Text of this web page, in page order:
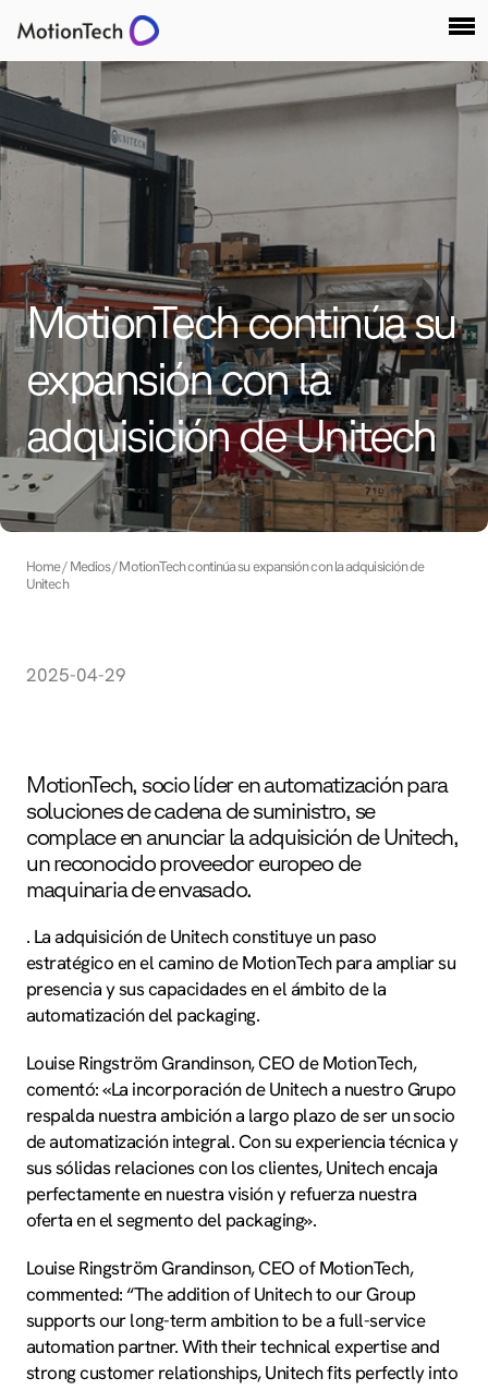
MotionTech continúa su
expansión con la
adquisición de Unitech
Home Medios MotionTech continúa su expansión con la adquisición de
Unitech
2025-04-29
MotionTech, socio líder en automatización para
soluciones de cadena de suministro, se
complace en anunciar la adquisición de Unitech,
un reconocido proveedor europeo de
maquinaria de envasado.
. La adquisición de Unitech constituye un paso
estratégico en el camino de MotionTech para ampliar su
presencia y sus capacidades en el ámbito de la
automatización del packaging.
Louise Ringström Grandinson, CEO de MotionTech,
comentó: «La incorporación de Unitech a nuestro Grupo
respalda nuestra ambición a largo plazo de ser un socio
de automatización integral. Con su experiencia técnica y
sus sólidas relaciones con los clientes, Unitech encaja
perfectamente en nuestra visión y refuerza nuestra
oferta en el segmento del packaging».
Louise Ringström Grandinson, CEO of MotionTech,
commented: “The addition of Unitech to our Group
supports our long-term ambition to be a full-service
automation partner. With their technical expertise and
strong customer relationships, Unitech fits perfectly into